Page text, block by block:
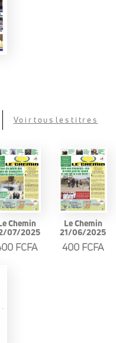
Voir tous les titres
Chemin
07/2025
FCFA
Le Chemin
21/06/2025
400 FCFA